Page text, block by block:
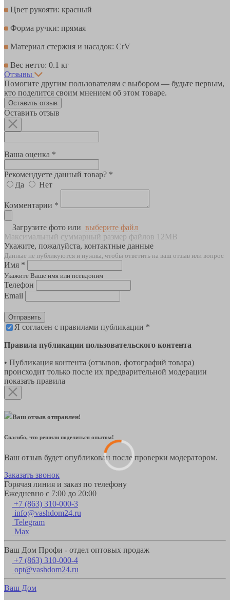
Цвет рукояти: красный
Форма ручки: прямая
Материал стержня и насадок: CrV
Вес нетто: 0.1 кг
Отзывы
Помогите другим пользователям с выбором — будьте первым,
кто поделится своим мнением об этом товаре.
Оставить отзыв
Оставить отзыв
Ваша оценка *
Рекомендуете данный товар? *
Да
Нет
Комментарии *
Загрузите фото или выберите файл
Максимальный суммарный размер файлов 12MB
Укажите, пожалуйста, контактные данные
Данные не публикуются и нужны, чтобы ответить на ваш отзыв или вопрос
Имя *
Укажите Ваше имя или псевдоним
Телефон
Email
Отправить
Я согласен с правилами публикации *
Правила публикации пользовательского контента
• Публикация контента (отзывов, фотографий товара)
происходит только после их предварительной модерации
показать правила
Ваш отзыв отправлен!
Спасибо, что решили поделиться опытом!
Ваш отзыв будет опубликован после проверки модератором.
Заказать звонок
Горячая линия и заказ по телефону
Ежедневно с 7:00 до 20:00
+7 (863) 310-000-3
info@vashdom24.ru
Telegram
Max
Ваш Дом Профи - отдел оптовых продаж
+7 (863) 310-000-4
opt@vashdom24.ru
Ваш Дом